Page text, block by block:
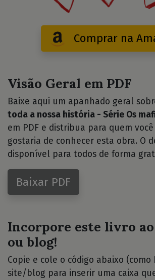
Comprar na
Visão Geral em PDF
Baixe aqui um apanhado geral
toda a nossa história - Série Os
em PDF e distribua para quem
gostaria de conhecer esta obra. O
disponível para todos de forma
Baixar PDF
Incorpore este livro
ou blog!
Copie e cole o código abaixo (como
site/blog para inserir uma caixa